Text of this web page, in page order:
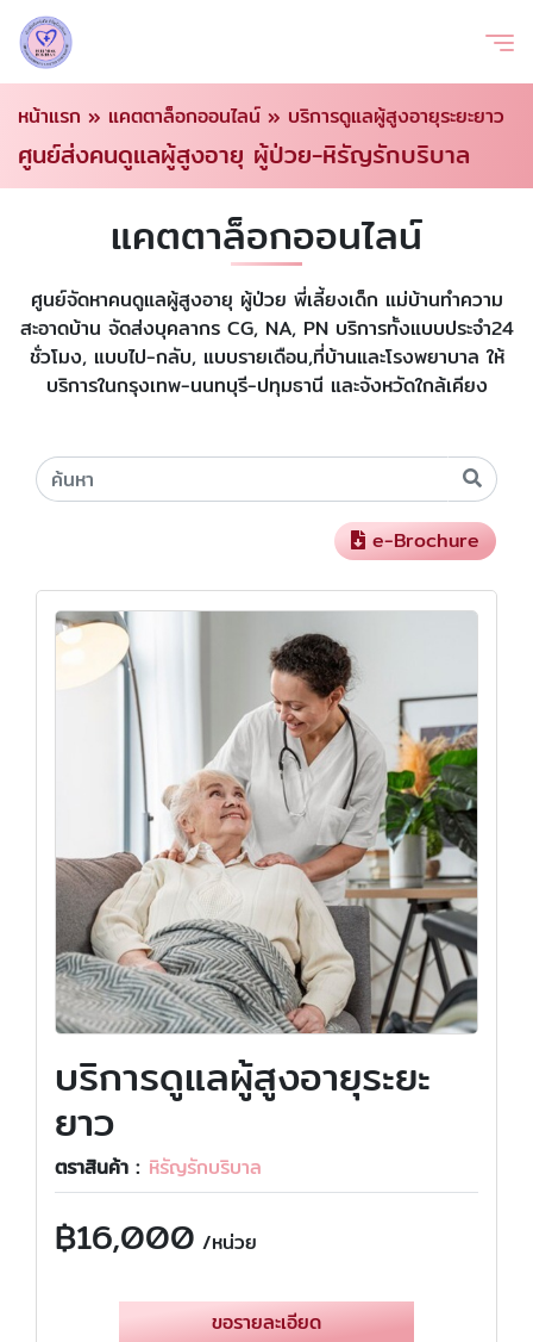
หน้าแรก » แคตตาล็อกออนไลน์ » บริการดูแลผู้สูงอายุระยะยาว
ศูนย์ส่งคนดูแลผู้สูงอายุ ผู้ป่วย-หิรัญรักบริบาล
แคตตาล็อกออนไลน์
ศูนย์จัดหาคนดูแลผู้สูงอายุ ผู้ป่วย พี่เลี้ยงเด็ก แม่บ้านทำความ
สะอาดบ้าน จัดส่งบุคลากร CG, NA, PN บริการทั้งแบบประจำ24
ชั่วโมง, แบบไป-กลับ, แบบรายเดือน,ที่บ้านและโรงพยาบาล ให้
บริการในกรุงเทพ-นนทบุรี-ปทุมธานี และจังหวัดใกล้เคียง
e-Brochure
บริการดูแลผู้สูงอายุระยะ
ยาว
ตราสินค้า : หิรัญรักบริบาล
฿16,000 /หน่วย
ขอรายละเอียด